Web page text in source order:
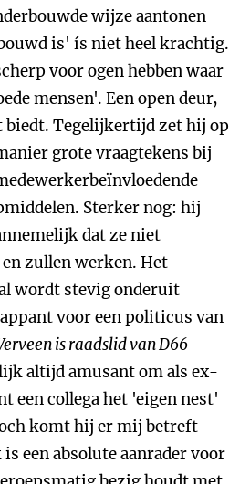
wijze aantonen
is' ís niet heel krachtig.
voor ogen hebben waar
mensen'. Een open deur,
biedt. Tegelijkertijd zet hij op
grote vraagtekens bij
Sterker nog: hij
dat ze niet
zullen werken. Het
wordt stevig onderuit
voor een politicus van
is raadslid van D66 -
altijd amusant om als ex-
een collega het 'eigen nest'
komt hij er mij betreft
een absolute aanrader voor